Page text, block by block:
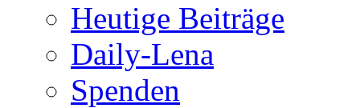
Heutige Beiträge
Daily-Lena
Spenden